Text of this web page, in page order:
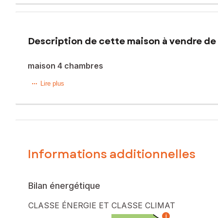
Description de cette maison à vendre de
maison 4 chambres
Située dans la charmante commune de Thivars (28630),
Les combles aménageables et la connexion fibre sont
Les informations sur les risques auxquels ce bien est
Honoraires charge vendeur
Contactez votre conseiller SAFTI : Marina AUBERT, Tél. :
Lire plus
Informations additionnelles
Bilan énergétique
CLASSE ÉNERGIE ET CLASSE CLIMAT
i